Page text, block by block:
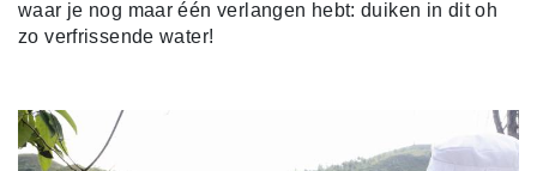
waar je nog maar één verlangen hebt: duiken in dit oh
zo verfrissende water!